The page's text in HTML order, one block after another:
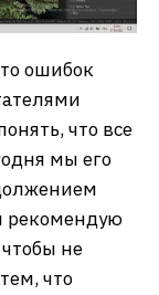
ошибок
что все
мы его
рекомендую
не
что